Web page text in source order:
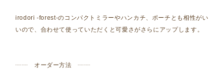
irodori -forest-のコンパクトミラーやハンカチ、ポーチとも相性がい
いので、合わせて使っていただくと可愛さがさらにアップします。
┈┈ オーダー方法 ┈┈